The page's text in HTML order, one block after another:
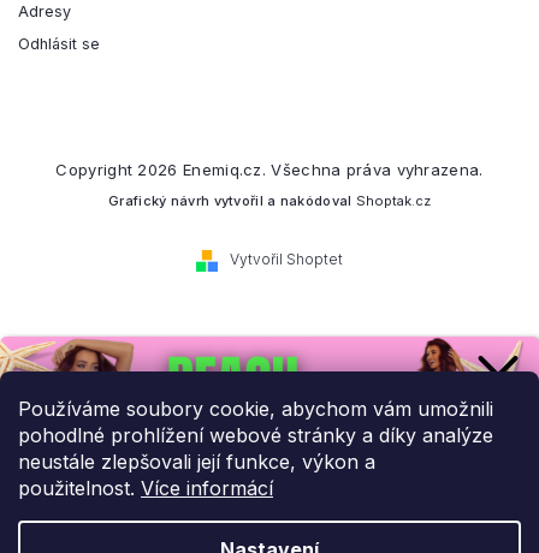
Používáme soubory cookie, abychom vám umožnili
pohodlné prohlížení webové stránky a díky analýze
neustále zlepšovali její funkce, výkon a
použitelnost. Více informácí
Adresy
Odhlásit se
Vytvořil Shoptet
Copyright 2026 Enemiq.cz. Všechna práva vyhrazena.
Grafický návrh vytvořil a nakódoval Shoptak.cz
Přihlaste se k našemu
newsletteru.
Budeme vám posílat informace o našich novinkách a slevových
akcích.